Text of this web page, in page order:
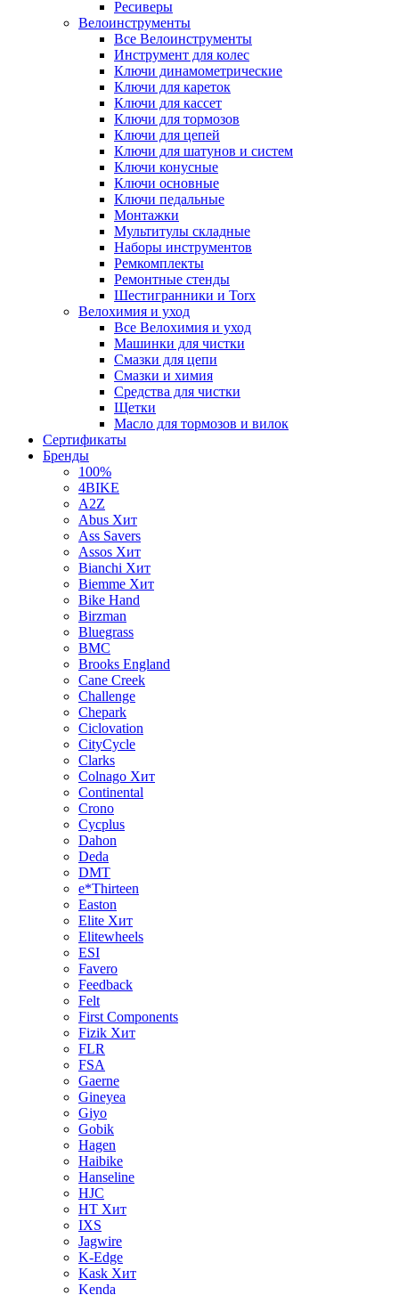
Ресиверы
Велоинструменты
Все Велоинструменты
Инструмент для колес
Ключи динамометрические
Ключи для кареток
Ключи для кассет
Ключи для тормозов
Ключи для цепей
Ключи для шатунов и систем
Ключи конусные
Ключи основные
Ключи педальные
Монтажки
Мультитулы складные
Наборы инструментов
Ремкомплекты
Ремонтные стенды
Шестигранники и Torx
Велохимия и уход
Все Велохимия и уход
Машинки для чистки
Смазки для цепи
Смазки и химия
Средства для чистки
Щетки
Масло для тормозов и вилок
Сертификаты
Бренды
100%
4BIKE
A2Z
Abus Хит
Ass Savers
Assos Хит
Bianchi Хит
Biemme Хит
Bike Hand
Birzman
Bluegrass
BMC
Brooks England
Cane Creek
Challenge
Chepark
Ciclovation
CityCycle
Clarks
Colnago Хит
Continental
Crono
Cycplus
Dahon
Deda
DMT
e*Thirteen
Easton
Elite Хит
Elitewheels
ESI
Favero
Feedback
Felt
First Components
Fizik Хит
FLR
FSA
Gaerne
Gineyea
Giyo
Gobik
Hagen
Haibike
Hanseline
HJC
HT Хит
IXS
Jagwire
K-Edge
Kask Хит
Kenda